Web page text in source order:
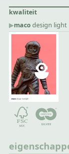
kwaliteit
▶︎macodesign light